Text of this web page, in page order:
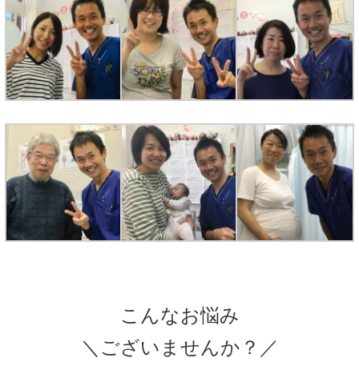
こんなお悩み
＼ございませんか？／